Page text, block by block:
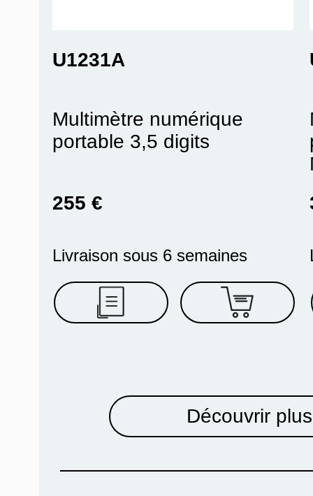
U1231A
Multimètre numérique
portable 3,5 digits
255 €
Livraison sous 6 semaines
Découvrir